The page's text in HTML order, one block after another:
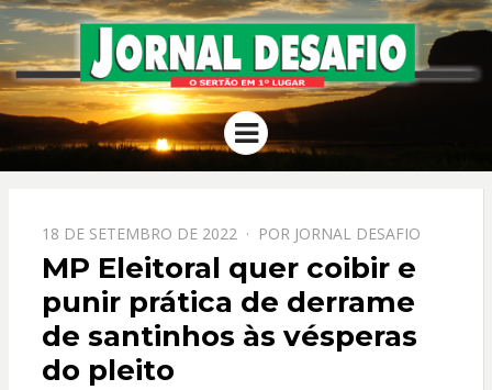
JORNAL
DESAFIO
O Sertão em 1º Lugar
Menu
PPOSTADO
EM
18 DE SETEMBRO DE 2022 POR JORNAL DESAFIO
MP Eleitoral quer coibir e
punir prática de derrame
de santinhos às vésperas
do pleito